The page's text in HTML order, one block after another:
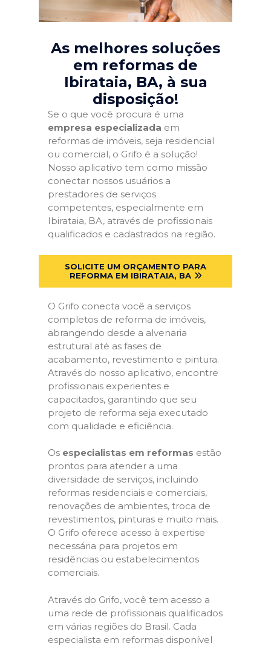
As melhores soluções
em reformas de
Ibirataia, BA, à sua
disposição!
Se o que você procura é uma
empresa especializada em
reformas de imóveis, seja residencial
ou comercial, o Grifo é a solução!
Nosso aplicativo tem como missão
conectar nossos usuários a
prestadores de serviços
competentes, especialmente em
Ibirataia, BA, através de profissionais
qualificados e cadastrados na região.
SOLICITE UM ORÇAMENTO PARA
REFORMA EM IBIRATAIA, BA
O Grifo conecta você a serviços
completos de reforma de imóveis,
abrangendo desde a alvenaria
estrutural até as fases de
acabamento, revestimento e pintura.
Através do nosso aplicativo, encontre
profissionais experientes e
capacitados, garantindo que seu
projeto de reforma seja executado
com qualidade e eficiência.
Os especialistas em reformas estão
prontos para atender a uma
diversidade de serviços, incluindo
reformas residenciais e comerciais,
renovações de ambientes, troca de
revestimentos, pinturas e muito mais.
O Grifo oferece acesso à expertise
necessária para projetos em
residências ou estabelecimentos
comerciais.
Através do Grifo, você tem acesso a
uma rede de profissionais qualificados
em várias regiões do Brasil. Cada
especialista em reformas disponível